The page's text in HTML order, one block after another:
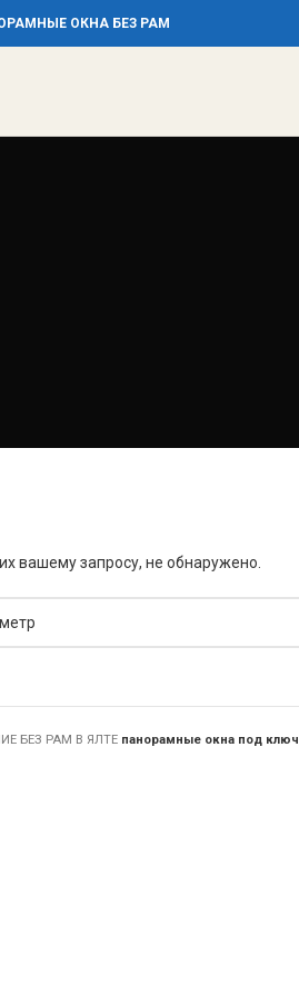
ОКНА БЕЗ РАМ
вашему запросу, не обнаружено.
БЕЗ РАМ В ЯЛТЕ панорамные окна под ключ